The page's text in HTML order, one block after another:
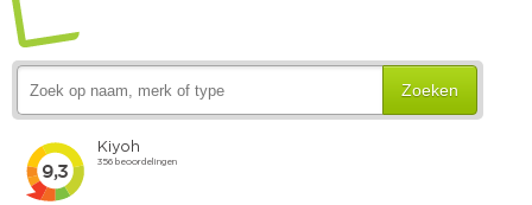
Zoeken